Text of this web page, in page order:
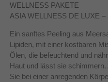
WELLNESS PAKETE
ASIA WELLNESS DE LUXE
Ein sanftes Peeling aus
Lipiden, mit einer kostbaren
Ölen, die befeuchtend und
Haut und lässt sie
Sie bei einer anregenden